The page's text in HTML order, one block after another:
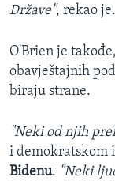
Države", rekao je.
O'Brien je
obavještajnih
biraju strane.
"Neki od njih
i demokratskom
Bidenu. "Neki